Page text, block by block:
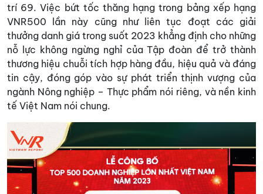
trí 69. Việc bứt tốc thăng hạng trong bảng xếp hạng
VNR500 lần này cũng như liên tục đoạt các giải
thưởng danh giá trong suốt 2023 khẳng định cho những
nỗ lực không ngừng nghỉ của Tập đoàn để trở thành
thương hiệu chuỗi tích hợp hàng đầu, hiệu quả và đáng
tin cậy, đóng góp vào sự phát triển thịnh vượng của
ngành Nông nghiệp – Thực phẩm nói riêng, và nền kinh
tế Việt Nam nói chung.